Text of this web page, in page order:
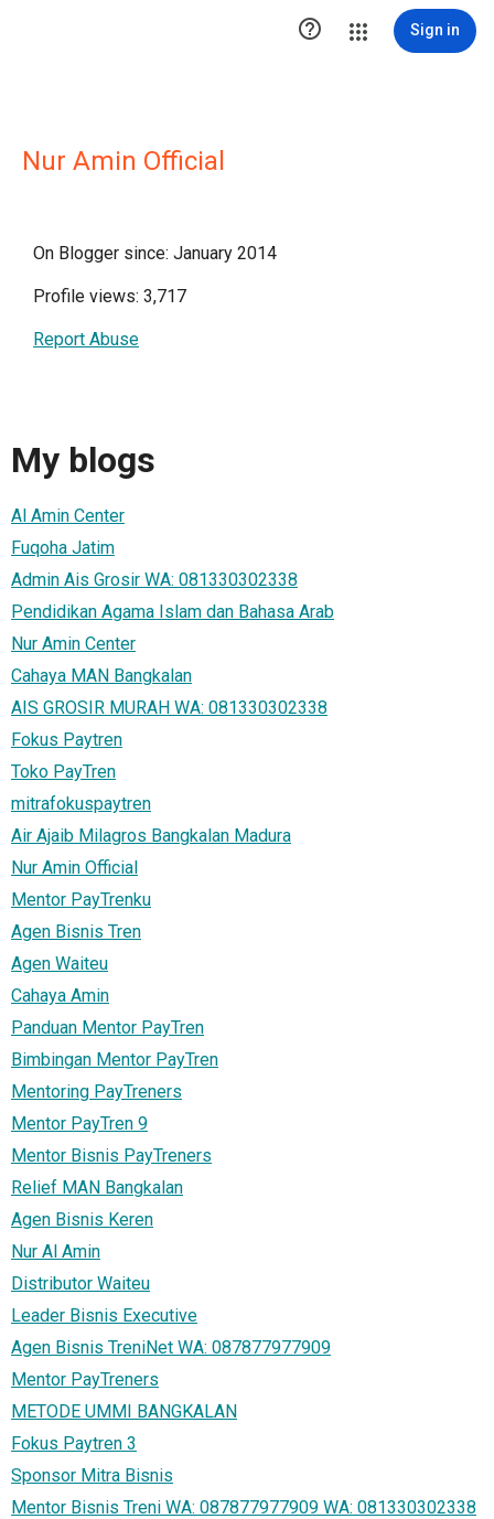
 Sign in
Nur Amin Official
On Blogger since: January 2014
Profile views: 3,717
Report Abuse
My blogs
Al Amin Center
Fuqoha Jatim
Admin Ais Grosir WA: 081330302338
Pendidikan Agama Islam dan Bahasa Arab
Nur Amin Center
Cahaya MAN Bangkalan
AIS GROSIR MURAH WA: 081330302338
Fokus Paytren
Toko PayTren
mitrafokuspaytren
Air Ajaib Milagros Bangkalan Madura
Nur Amin Official
Mentor PayTrenku
Agen Bisnis Tren
Agen Waiteu
Cahaya Amin
Panduan Mentor PayTren
Bimbingan Mentor PayTren
Mentoring PayTreners
Mentor PayTren 9
Mentor Bisnis PayTreners
Relief MAN Bangkalan
Agen Bisnis Keren
Nur Al Amin
Distributor Waiteu
Leader Bisnis Executive
Agen Bisnis TreniNet WA: 087877977909
Mentor PayTreners
METODE UMMI BANGKALAN
Fokus Paytren 3
Sponsor Mitra Bisnis
Mentor Bisnis Treni WA: 087877977909 WA: 081330302338